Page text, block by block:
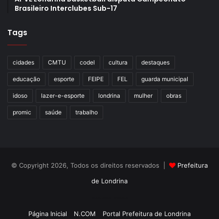
participar, senti muita falta”, lembrou.
E até na saúde mental os participantes percebem os
Brasileiro Interclubes Sub-17
Tags
cidades CMTU codel cultura destaques
educação esporte FEIPE FEL guarda municipal
idoso lazer-e-esporte londrina mulher obras
promic saúde trabalho
© Copyright 2026, Todos os direitos reservados |
Prefeitura
de Londrina
Página Inicial N.COM Portal Prefeitura de Londrina